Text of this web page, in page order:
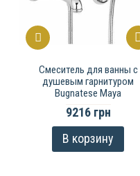
Смеситель для ванны с
душевым гарнитуром
Bugnatese Maya
9216 грн
В корзину